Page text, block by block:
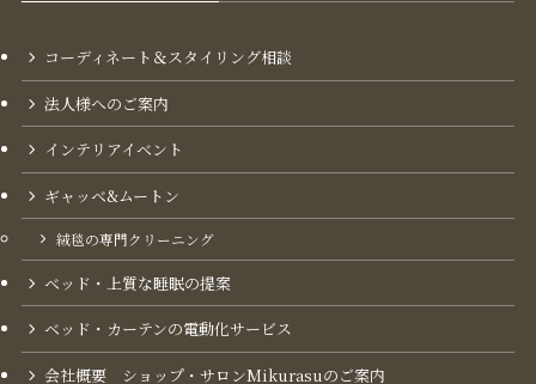
コーディネート＆スタイリング​相談
法人様へのご案内
インテリアイベント
ギャッベ&ムートン
絨毯の専門クリーニング
ベッド・上質な睡眠の提案
ベッド・カーテンの電動化サービス
会社概要 ショップ・サロンMikurasuのご案内​